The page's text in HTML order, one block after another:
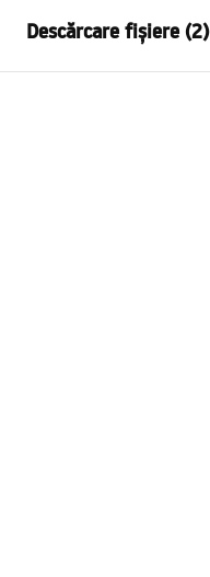
Latime
Adâncime
Descărcare fișiere (2)